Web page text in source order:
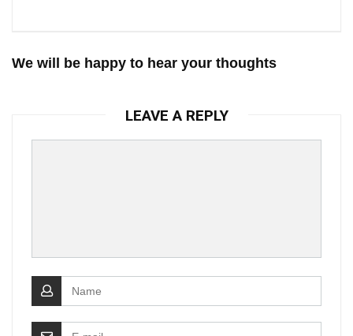
We will be happy to hear your thoughts
LEAVE A REPLY